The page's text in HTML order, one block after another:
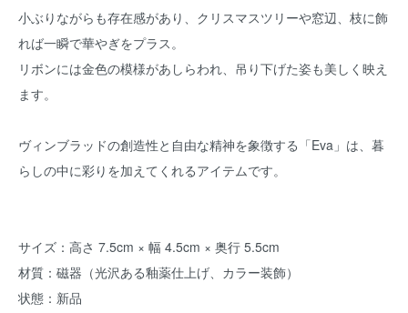
小ぶりながらも存在感があり、クリスマスツリーや窓辺、枝に飾
れば一瞬で華やぎをプラス。
リボンには金色の模様があしらわれ、吊り下げた姿も美しく映え
ます。
ヴィンブラッドの創造性と自由な精神を象徴する「Eva」は、暮
らしの中に彩りを加えてくれるアイテムです。
サイズ：高さ 7.5cm × 幅 4.5cm × 奥行 5.5cm
材質：磁器（光沢ある釉薬仕上げ、カラー装飾）
状態：新品